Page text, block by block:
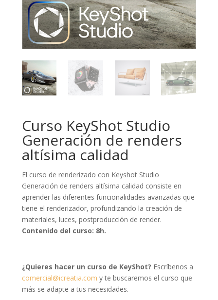
Curso KeyShot Studio
Generación de renders
altísima calidad
El curso de renderizado con Keyshot Studio
Generación de renders altísima calidad consiste en
aprender las diferentes funcionalidades avanzadas que
tiene el renderizador, profundizando la creación de
materiales, luces, postproducción de render.
Contenido del curso: 8h.
¿Quieres hacer un curso de KeyShot? Escríbenos a
comercial@icreatia.com y te buscaremos el curso que
más se adapte a tus necesidades.